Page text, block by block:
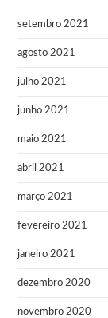
setembro 2021
agosto 2021
julho 2021
junho 2021
maio 2021
abril 2021
março 2021
fevereiro 2021
janeiro 2021
dezembro 2020
novembro 2020